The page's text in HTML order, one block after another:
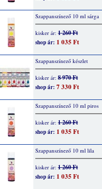
Szappanszínező 10 ml sárga
kisker ár: 1 260 Ft
shop ár: 1 035 Ft
Szappanszínező készlet
kisker ár: 8 970 Ft
shop ár: 7 330 Ft
Szappanszínező 10 ml piros
kisker ár: 1 260 Ft
shop ár: 1 035 Ft
Szappanszínező 10 ml lila
kisker ár: 1 260 Ft
shop ár: 1 035 Ft